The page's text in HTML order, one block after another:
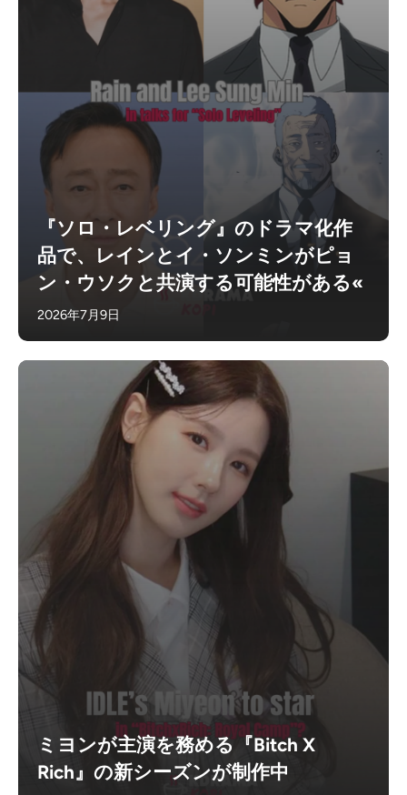
『ソロ・レベリング』のドラマ化作
品で、レインとイ・ソンミンがピョ
ン・ウソクと共演する可能性がある«
2026年7月9日
ミヨンが主演を務める『Bitch X
Rich』の新シーズンが制作中